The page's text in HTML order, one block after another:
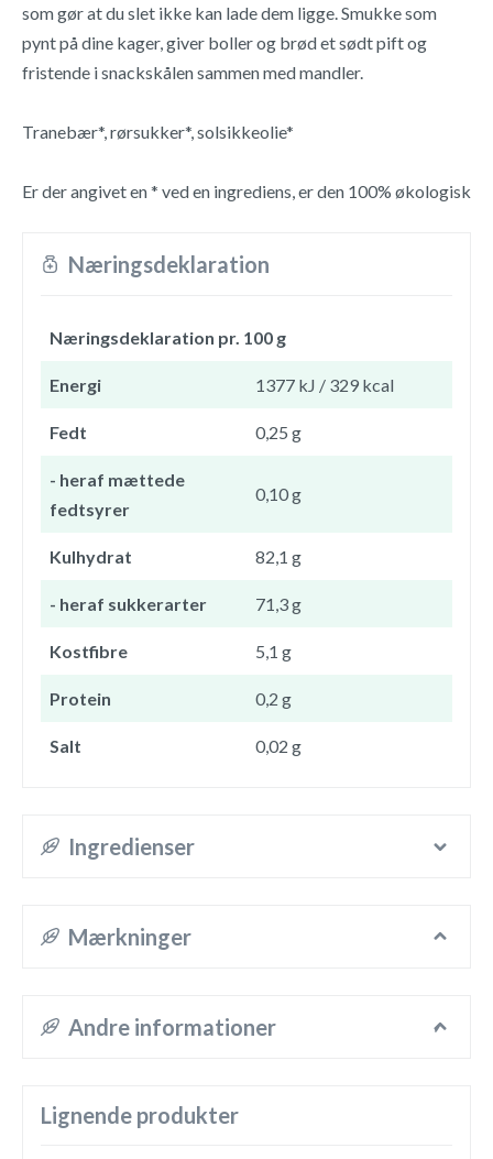
som gør at du slet ikke kan lade dem ligge. Smukke som
pynt på dine kager, giver boller og brød et sødt pift og
fristende i snackskålen sammen med mandler.
Tranebær*, rørsukker*, solsikkeolie*
Er der angivet en * ved en ingrediens, er den 100% økologisk
Næringsdeklaration
Næringsdeklaration pr. 100 g
Energi 1377 kJ / 329 kcal
Fedt 0,25 g
- heraf mættede
fedtsyrer
0,10 g
Kulhydrat 82,1 g
- heraf sukkerarter 71,3 g
Kostfibre 5,1 g
Protein 0,2 g
Salt 0,02 g
Ingredienser
Mærkninger
Andre informationer
Lignende produkter